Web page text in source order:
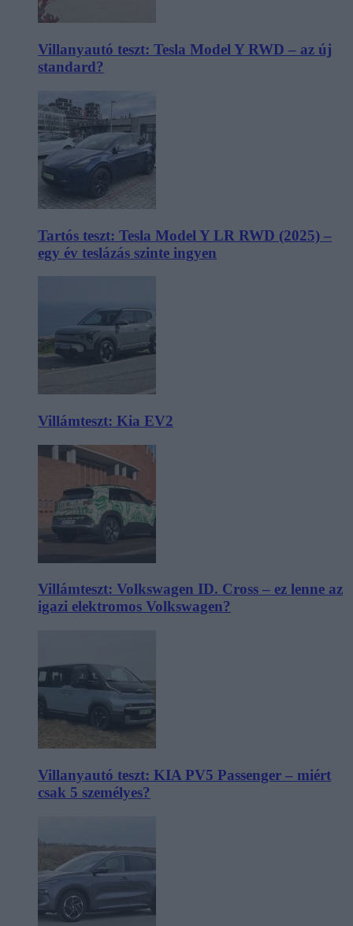
Villanyautó teszt: Tesla Model Y RWD – az új
standard?
Tartós teszt: Tesla Model Y LR RWD (2025) –
egy év teslázás szinte ingyen
Villámteszt: Kia EV2
Villámteszt: Volkswagen ID. Cross – ez lenne az
igazi elektromos Volkswagen?
Villanyautó teszt: KIA PV5 Passenger – miért
csak 5 személyes?